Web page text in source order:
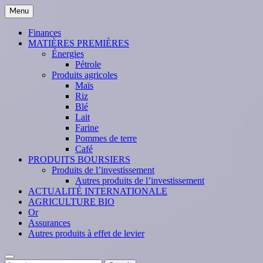
Skip
to
content
Menu
Finances
MATIÈRES PREMIÈRES
Énergies
Pétrole
Produits agricoles
Maïs
Riz
Blé
Lait
Farine
Pommes de terre
Café
PRODUITS BOURSIERS
Produits de l’investissement
Autres produits de l’investissement
ACTUALITÉ INTERNATIONALE
AGRICULTURE BIO
Or
Assurances
Autres produits à effet de levier
Search